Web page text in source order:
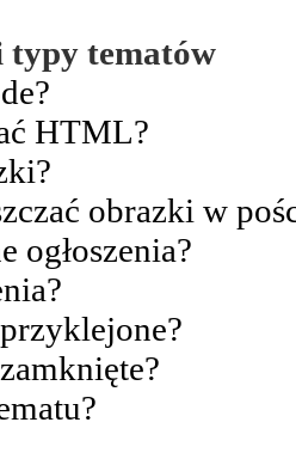
typy tematów
HTML?
obrazki w
ogłoszenia?